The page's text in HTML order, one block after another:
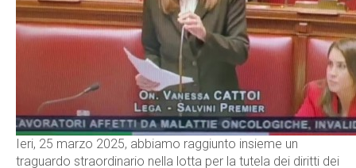
Ieri, 25 marzo 2025, abbiamo raggiunto insieme un
traguardo straordinario nella lotta per la tutela dei diritti dei